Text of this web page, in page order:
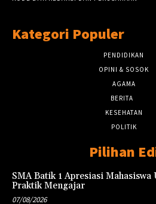
Kategori Populer
PENDIDIKAN
OPINI & SOSOK
AGAMA
BERITA
KESEHATAN
POLITIK
Pilihan
SMA Batik 1 Apresiasi Mahasiswa
Praktik Mengajar
07/08/2026